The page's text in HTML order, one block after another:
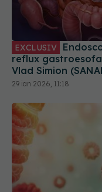
EXCLUSIV
reflux
Vlad Simion
esofag
29 ian 2026, 11:18